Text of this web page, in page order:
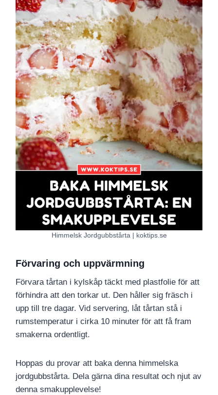
Himmelsk Jordgubbstårta | koktips.se
Förvaring och uppvärmning
Förvara tårtan i kylskåp täckt med plastfolie för att
förhindra att den torkar ut. Den håller sig fräsch i
upp till tre dagar. Vid servering, låt tårtan stå i
rumstemperatur i cirka 10 minuter för att få fram
smakerna ordentligt.
Hoppas du provar att baka denna himmelska
jordgubbstårta. Dela gärna dina resultat och njut av
denna smakupplevelse!